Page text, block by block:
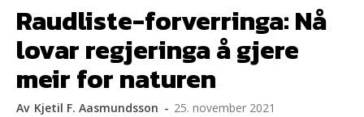
Raudliste-forverringa: Nå
lovar regjeringa å gjere
meir for naturen
Av Kjetil F. Aasmundsson - 25. november 2021